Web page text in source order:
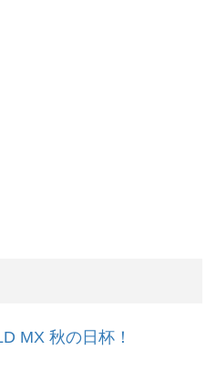
MX 秋の日杯！